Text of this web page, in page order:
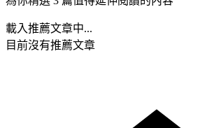
載入推薦文章中...
目前沒有推薦文章